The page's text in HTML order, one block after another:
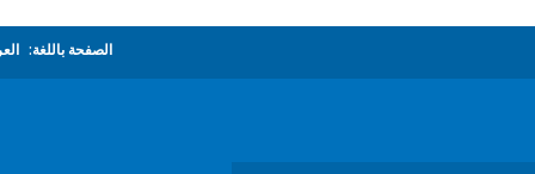
الصفحة باللغة: